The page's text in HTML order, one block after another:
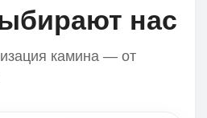
нас
камина — от